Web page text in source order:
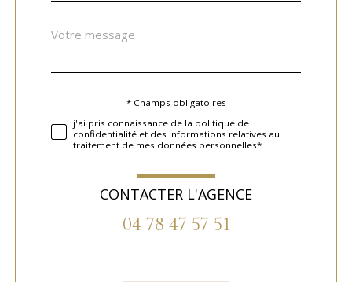
Fieldset
Message
*
Validation* Champs obligatoires
j'ai pris connaissance de la politique de
confidentialité et des informations relatives au
traitement de mes données personnelles*
CONTACTER L'AGENCE
04 78 47 57 51